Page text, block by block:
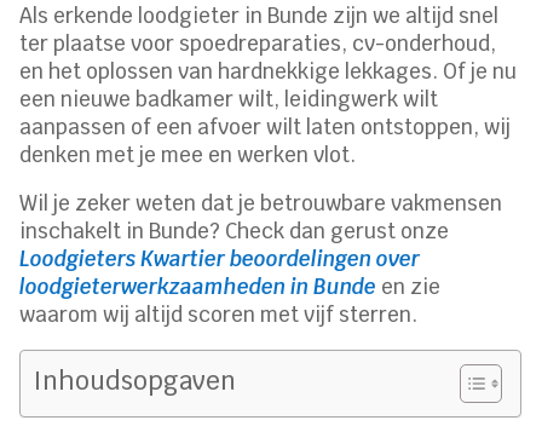
Als erkende loodgieter in Bunde zijn we altijd snel
ter plaatse voor spoedreparaties, cv-onderhoud,
en het oplossen van hardnekkige lekkages. Of je nu
een nieuwe badkamer wilt, leidingwerk wilt
aanpassen of een afvoer wilt laten ontstoppen, wij
denken met je mee en werken vlot.
Wil je zeker weten dat je betrouwbare vakmensen
inschakelt in Bunde? Check dan gerust onze
Loodgieters Kwartier beoordelingen over
loodgieterwerkzaamheden in Bunde en zie
waarom wij altijd scoren met vijf sterren.
Inhoudsopgaven